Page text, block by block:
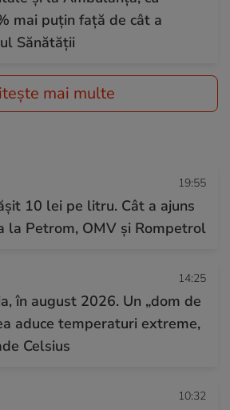
mai puțin față de cât a
Sănătății
mai multe
19:55
10 lei pe litru. Cât a ajuns
la Petrom, OMV și Rompetrol
14:25
în august 2026. Un „dom de
aduce temperaturi extreme,
Celsius
10:32